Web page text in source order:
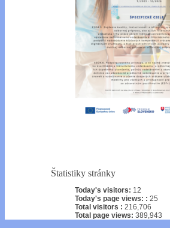
Štatistiky stránky
Today's visitors: 12
Today's page views: : 25
Total visitors : 216,706
Total page views: 389,943